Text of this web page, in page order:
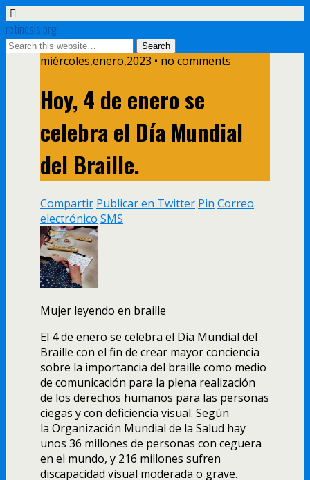
retinosis.org
miércoles,enero,2023 • no comments
Hoy, 4 de enero se
celebra el Día Mundial
del Braille.
Compartir Publicar en Twitter Pin Correo
electrónico SMS
Mujer leyendo en braille
El 4 de enero se celebra el Día Mundial del
Braille con el fin de crear mayor conciencia
sobre la importancia del braille como medio
de comunicación para la plena realización
de los derechos humanos para las personas
ciegas y con deficiencia visual. Según
la Organización Mundial de la Salud hay
unos 36 millones de personas con ceguera
en el mundo, y 216 millones sufren
discapacidad visual moderada o grave.